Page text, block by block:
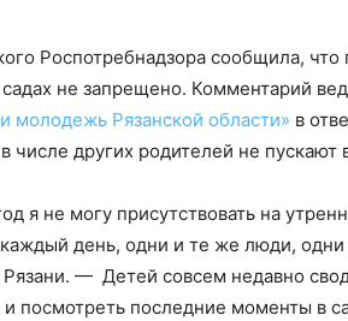
Роспотребнадзора сообщила,
не запрещено. Комментарий
молодежь Рязанской области» в
числе других родителей не пускают
я не могу присутствовать на
день, одни и те же люди,
Рязани. — Детей совсем недавно
посмотреть последние моменты в